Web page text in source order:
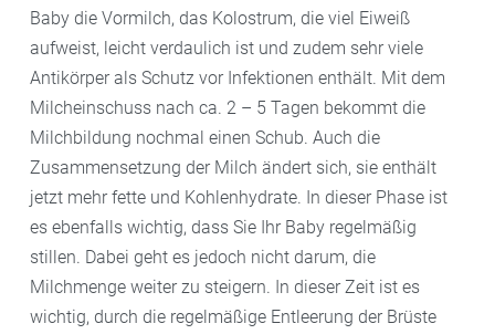
Baby die Vormilch, das Kolostrum, die viel Eiweiß
aufweist, leicht verdaulich ist und zudem sehr viele
Antikörper als Schutz vor Infektionen enthält. Mit dem
Milcheinschuss nach ca. 2 – 5 Tagen bekommt die
Milchbildung nochmal einen Schub. Auch die
Zusammensetzung der Milch ändert sich, sie enthält
jetzt mehr fette und Kohlenhydrate. In dieser Phase ist
es ebenfalls wichtig, dass Sie Ihr Baby regelmäßig
stillen. Dabei geht es jedoch nicht darum, die
Milchmenge weiter zu steigern. In dieser Zeit ist es
wichtig, durch die regelmäßige Entleerung der Brüste